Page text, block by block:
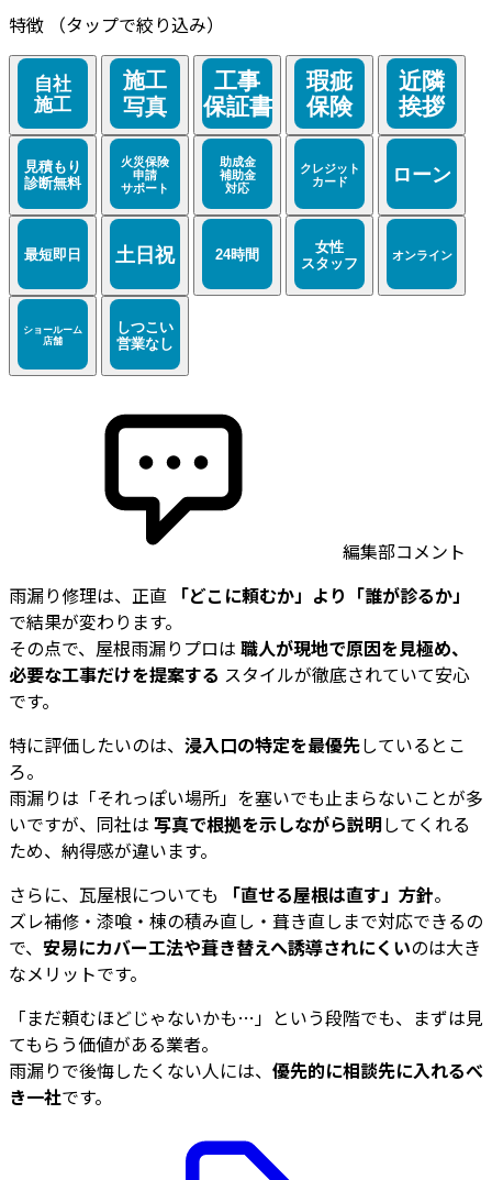
特徴 （タップで絞り込み）
編集部コメント
雨漏り修理は、正直
「どこに頼むか」より「誰が診るか」
で結果が変わります。
その点で、屋根雨漏りプロは 職人が現地で原因を見極め、
必要な工事だけを提案する スタイルが徹底されていて安心
です。
特に評価したいのは、 浸入口の特定を最優先しているとこ
ろ。
雨漏りは「それっぽい場所」を塞いでも止まらないことが多
いですが、同社は 写真で根拠を示しながら説明してくれる
ため、納得感が違います。
さらに、瓦屋根についても
「直せる屋根は直す」方針。
ズレ補修・漆喰・棟の積み直し・葺き直しまで対応できるの
で、 安易にカバー工法や葺き替えへ誘導されにくいのは大き
なメリットです。
「まだ頼むほどじゃないかも…」という段階でも、まずは見
てもらう価値がある業者。
雨漏りで後悔したくない人には、 優先的に相談先に入れるべ
き一社です。